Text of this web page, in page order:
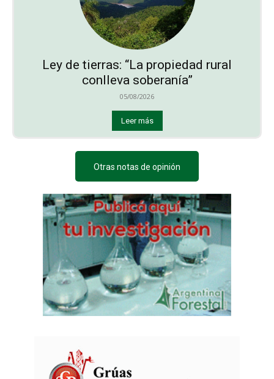
Ley de tierras: “La propiedad rural
conlleva soberanía”
05/08/2026
Leer más
Otras notas de opinión